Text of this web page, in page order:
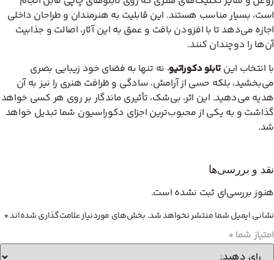
است، بسیار مناسب هستند. این قابلیت به هنرمندان و طراحان داخلی
اجازه می‌دهد تا با افزودن بافت و عمق به این آثار، اصالت و جذابیت
آن‌ها را دوچندان کنند.
با انتخاب این تابلو دکوراتیو، نه تنها به فضای خود زیبایی بصری
می‌بخشید، بلکه حسی از آرامش، سادگی و ظرافت هنری را نیز به آن
هدیه می‌دهید. این اثر، بی‌شک، تأثیری ماندگار بر روی هر کسی خواهد
گذاشت و به یکی از محبوب‌ترین اجزای دکوراسیون شما تبدیل خواهد
شد.
نقد و بررسی‌ها
هنوز بررسی‌ای ثبت نشده است.
نشانی ایمیل شما منتشر نخواهد شد. بخش‌های موردنیاز علامت‌گذاری شده‌اند*
امتیاز شما *